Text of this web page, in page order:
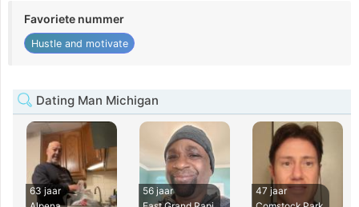
Favoriete nummer
Hustle and motivate
Dating Man Michigan
63 jaar
56 jaar
47 jaar